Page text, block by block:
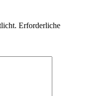
Erforderliche